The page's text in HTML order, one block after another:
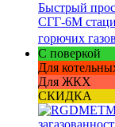
Быстрый
СГГ-6М
горючих газов
С поверкой
Для
Для ЖКХ
СКИДКА